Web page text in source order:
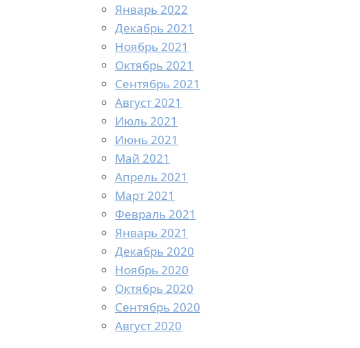
Январь 2022
Декабрь 2021
Ноябрь 2021
Октябрь 2021
Сентябрь 2021
Август 2021
Июль 2021
Июнь 2021
Май 2021
Апрель 2021
Март 2021
Февраль 2021
Январь 2021
Декабрь 2020
Ноябрь 2020
Октябрь 2020
Сентябрь 2020
Август 2020